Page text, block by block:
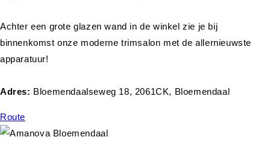
Achter een grote glazen wand in de winkel zie je bij
binnenkomst onze moderne trimsalon met de allernieuwste
apparatuur!
Adres: Bloemendaalseweg 18, 2061CK, Bloemendaal
Route